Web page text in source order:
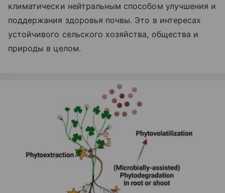
климатически нейтральным способом улучшения и
поддержания здоровья почвы. Это в интересах
устойчивого сельского хозяйства, общества и
природы в целом.